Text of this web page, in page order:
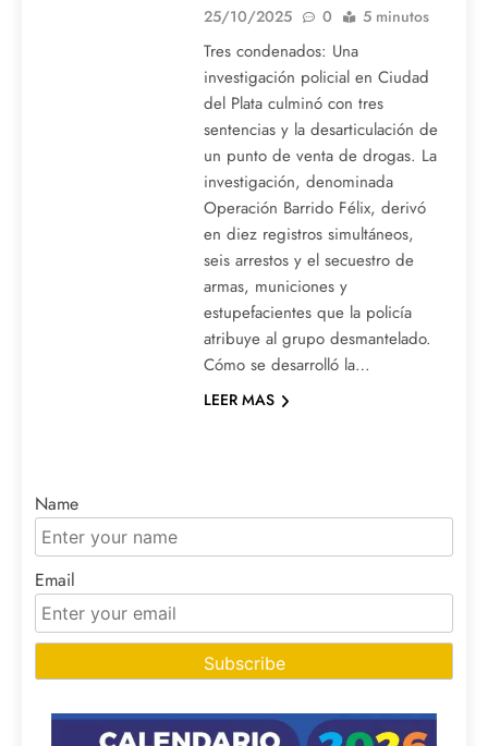
25/10/2025
0 5 minutos
Tres condenados: Una
investigación policial en Ciudad
del Plata culminó con tres
sentencias y la desarticulación de
un punto de venta de drogas. La
investigación, denominada
Operación Barrido Félix, derivó
en diez registros simultáneos,
seis arrestos y el secuestro de
armas, municiones y
estupefacientes que la policía
atribuye al grupo desmantelado.
Cómo se desarrolló la…
LEER MAS
Name
Email